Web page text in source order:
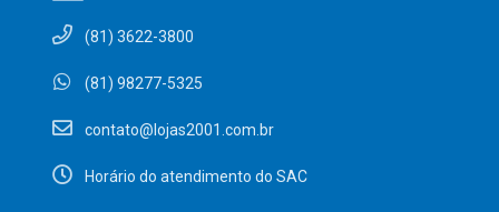
(81) 3622-3800
(81) 98277-5325
contato@lojas2001.com.br
Horário do atendimento do SAC